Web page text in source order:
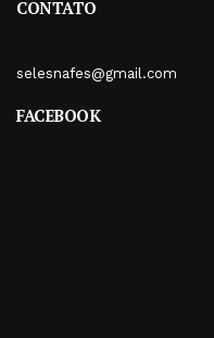
CONTATO
selesnafes@gmail.com
FACEBOOK